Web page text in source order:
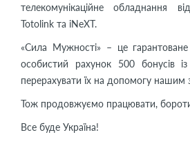
телекомунікаційне обладнання
Totolink та iNeXT.
«Сила Мужності» – це
особистий рахунок 500 бонусів
перерахувати їх на допомогу нашим
Тож продовжуємо працювати,
Все буде Україна!